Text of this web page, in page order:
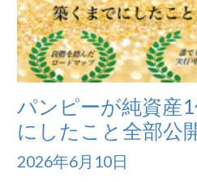
パンピーが純資産
にしたこと全部公
2026年6月10日